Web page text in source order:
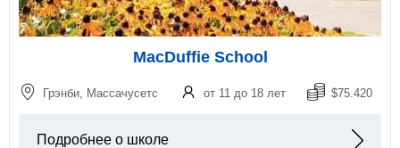
MacDuffie School
Грэнби, Массачусетс от 11 до 18 лет $75.420
Подробнее о школе